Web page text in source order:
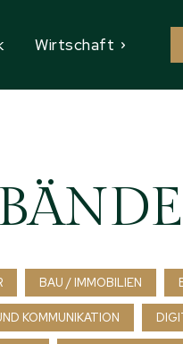
Wirtschaft
BAU / IMMOBILIEN
KOMMUNIKATION